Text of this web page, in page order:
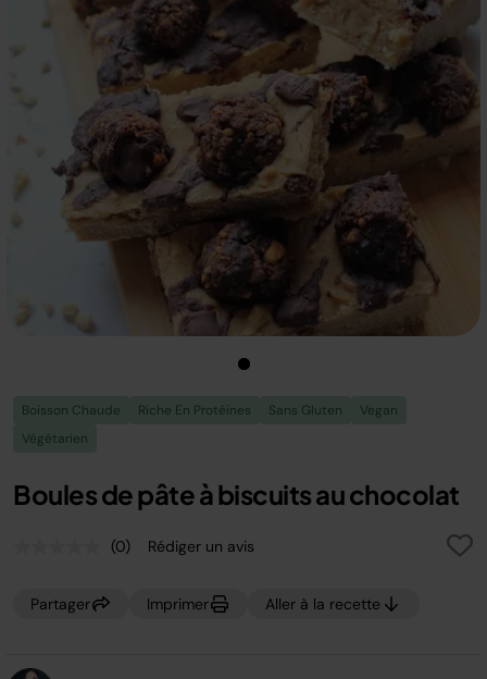
Boisson Chaude Riche En Protéines Sans Gluten
Vegan
Végétarien
Boules de pâte à biscuits au chocolat
Aucune
notation.
(0) Rédiger un avis
Partager Imprimer Aller à la recette